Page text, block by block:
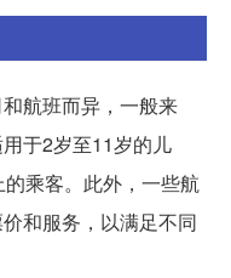
航班而异，一般来
于2岁至11岁的儿
乘客。此外，一些航
和服务，以满足不同